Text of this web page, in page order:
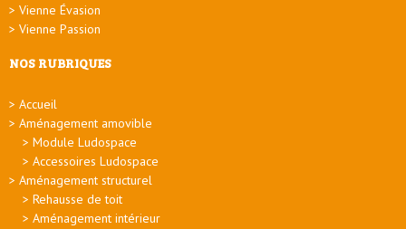
Vienne Évasion
Vienne Passion
NOS RUBRIQUES
Accueil
Aménagement amovible
Module Ludospace
Accessoires Ludospace
Aménagement structurel
Rehausse de toit
Aménagement intérieur